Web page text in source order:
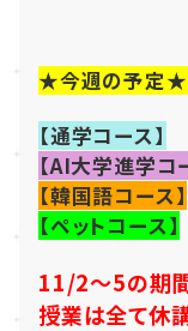
★今週の予定★
【通学コース】
【AI大学進学コ
【韓国語コース】
【ペットコース】
11/2～5の期間
授業は全て休講